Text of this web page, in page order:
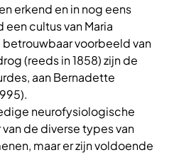
erkend en in nog eens
cultus van Maria
betrouwbaar voorbeeld van
(reeds in 1858) zijn de
aan Bernadette
neurofysiologische
de diverse types van
maar er zijn voldoende